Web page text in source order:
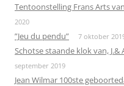
Tentoonstelling Frans Arts
2020
”Jeu du pendu” 7 oktober
Schotse staande klok van,
september 2019
Jean Wilmar 100ste